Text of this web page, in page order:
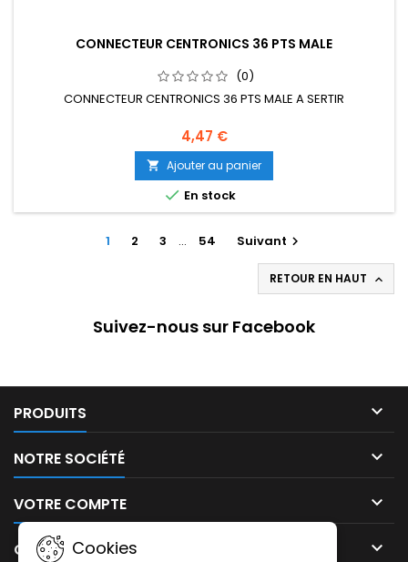
CONNECTEUR CENTRONICS 36 PTS MALE
(0)
CONNECTEUR CENTRONICS 36 PTS MALE A SERTIR
4,47 €
 Ajouter au panier
 En stock
1 2 3 … 54 Suivant 
RETOUR EN HAUT 
Suivez-nous sur Facebook
PRODUITS 
NOTRE SOCIÉTÉ 
VOTRE COMPTE 
CONTACT 
Cookies